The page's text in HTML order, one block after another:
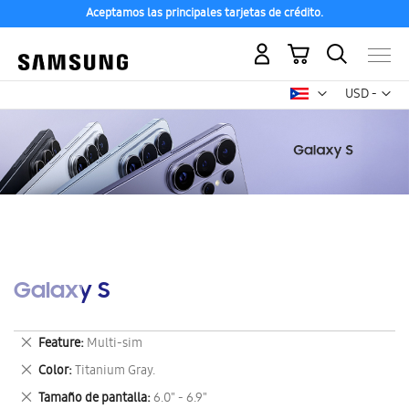
Aceptamos las principales tarjetas de crédito.
USD -
dólar
Mi carrito
Galaxy S
Feature Multi-sim
Eliminar
este
artículo
Color Titanium Gray.
Eliminar
este
Tamaño de pantalla 6.0" - 6.9"
Eliminar